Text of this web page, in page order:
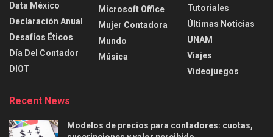
Data México
Declaración Anual
Desafíos Éticos
Día Del Contador
DIOT
Microsoft Office
Mujer Contadora
Mundo
Música
Tutoriales
Últimas Noticias
UNAM
Viajes
Videojuegos
Recent News
Modelos de precios para contadores: cuotas,